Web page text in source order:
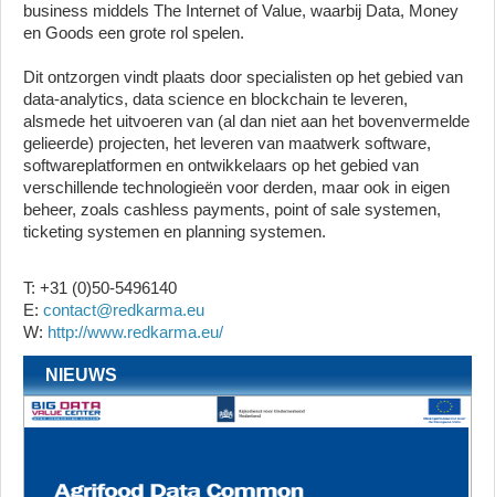
business middels The Internet of Value, waarbij Data, Money
en Goods een grote rol spelen.
Dit ontzorgen vindt plaats door specialisten op het gebied van
data-analytics, data science en blockchain te leveren,
alsmede het uitvoeren van (al dan niet aan het bovenvermelde
gelieerde) projecten, het leveren van maatwerk software,
softwareplatformen en ontwikkelaars op het gebied van
verschillende technologieën voor derden, maar ook in eigen
beheer, zoals cashless payments, point of sale systemen,
ticketing systemen en planning systemen.
T: +31 (0)50-5496140
E: contact@redkarma.eu
W: http://www.redkarma.eu/
NIEUWS